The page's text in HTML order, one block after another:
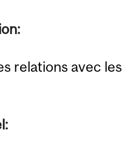
relations avec les